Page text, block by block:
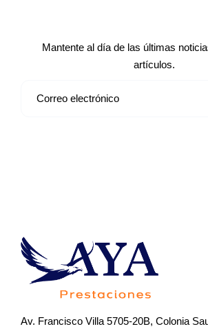
Mantente al día de las últimas
artículos.
Av. Francisco Villa 5705-20B, Colonia